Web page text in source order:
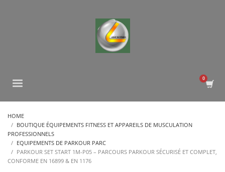
HOME
BOUTIQUE ÉQUIPEMENTS FITNESS ET APPAREILS DE MUSCULATION
PROFESSIONNELS
EQUIPEMENTS DE PARKOUR PARC
PARKOUR SET START 1M-P05 – PARCOURS PARKOUR SÉCURISÉ ET COMPLET,
CONFORME EN 16899 & EN 1176